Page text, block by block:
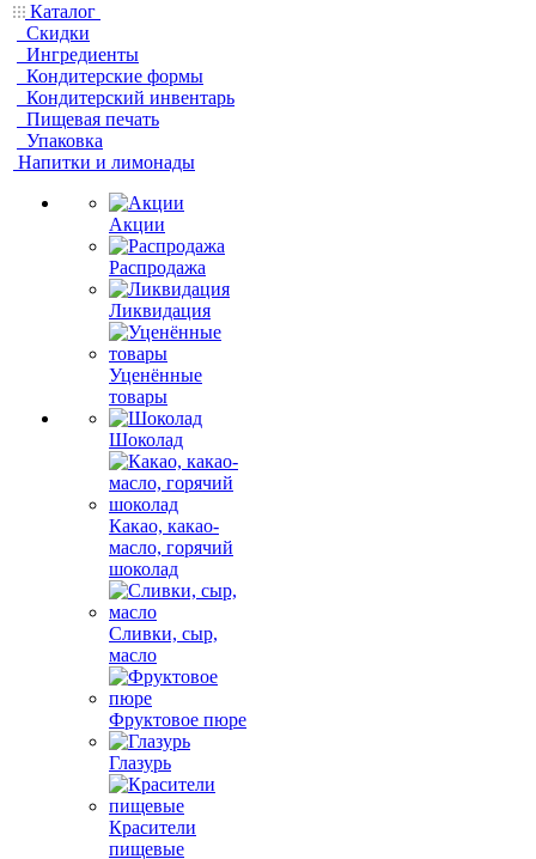
Каталог
Скидки
Ингредиенты
Кондитерские формы
Кондитерский инвентарь
Пищевая печать
Упаковка
Напитки и лимонады
Акции
Распродажа
Ликвидация
Уценённые
товары
Шоколад
Какао, какао-
масло, горячий
шоколад
Сливки, сыр,
масло
Фруктовое пюре
Глазурь
Красители
пищевые